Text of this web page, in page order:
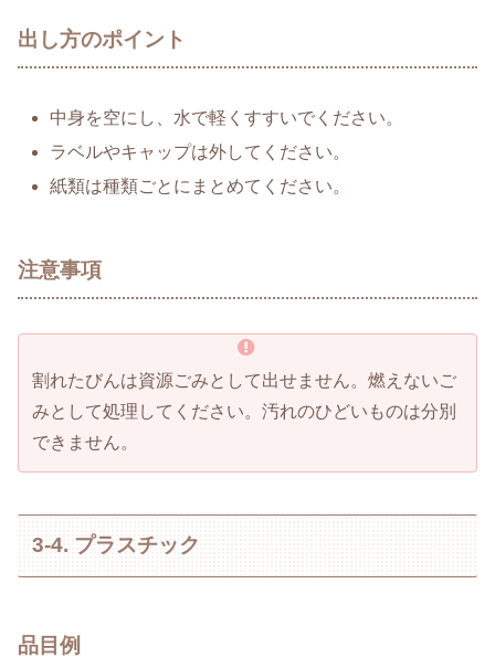
出し方のポイント
中身を空にし、水で軽くすすいでください。
ラベルやキャップは外してください。
紙類は種類ごとにまとめてください。
注意事項
割れたびんは資源ごみとして出せません。燃えないご
みとして処理してください。汚れのひどいものは分別
できません。
3-4. プラスチック
品目例